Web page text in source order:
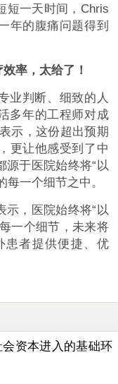
短一天时间，Chris
年的腹痛问题得到
率，太给了！
判断、细致的人
多年的工程师对成
示，这份超出预期
更让他感受到了中
源于医院始终将“以
每一个细节之中。
，医院始终将“以
一个细节，未来将
患者提供便捷、优
资本进入的基础环